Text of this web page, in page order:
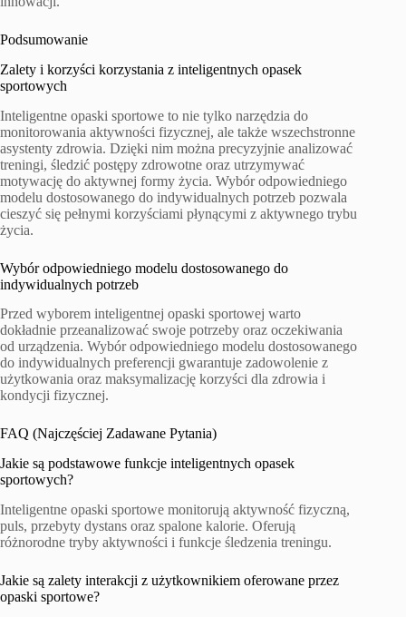
Podsumowanie
Zalety i korzyści korzystania z inteligentnych opasek
sportowych
Inteligentne opaski sportowe to nie tylko narzędzia do
monitorowania aktywności fizycznej, ale także wszechstronne
asystenty zdrowia. Dzięki nim można precyzyjnie analizować
treningi, śledzić postępy zdrowotne oraz utrzymywać
motywację do aktywnej formy życia. Wybór odpowiedniego
modelu dostosowanego do indywidualnych potrzeb pozwala
cieszyć się pełnymi korzyściami płynącymi z aktywnego trybu
życia.
Wybór odpowiedniego modelu dostosowanego do
indywidualnych potrzeb
Przed wyborem inteligentnej opaski sportowej warto
dokładnie przeanalizować swoje potrzeby oraz oczekiwania
od urządzenia. Wybór odpowiedniego modelu dostosowanego
do indywidualnych preferencji gwarantuje zadowolenie z
użytkowania oraz maksymalizację korzyści dla zdrowia i
kondycji fizycznej.
FAQ (Najczęściej Zadawane Pytania)
Jakie są podstawowe funkcje inteligentnych opasek
sportowych?
Inteligentne opaski sportowe monitorują aktywność fizyczną,
puls, przebyty dystans oraz spalone kalorie. Oferują
różnorodne tryby aktywności i funkcje śledzenia treningu.
Jakie są zalety interakcji z użytkownikiem oferowane przez
opaski sportowe?